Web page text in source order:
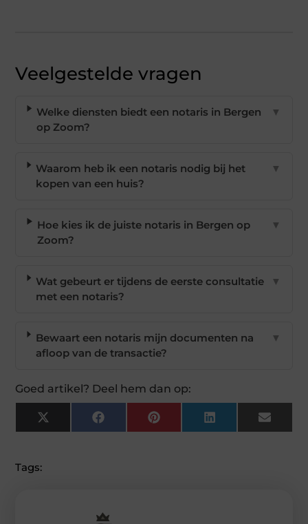
Veelgestelde vragen
Welke diensten biedt een notaris in Bergen
op Zoom?
▼
Waarom heb ik een notaris nodig bij het
kopen van een huis?
▼
Hoe kies ik de juiste notaris in Bergen op
Zoom?
▼
Wat gebeurt er tijdens de eerste consultatie
met een notaris?
▼
Bewaart een notaris mijn documenten na
afloop van de transactie?
▼
Goed artikel? Deel hem dan op:
X
(Twitter)
FacebookPinterest LinkedIn Email
Tags: